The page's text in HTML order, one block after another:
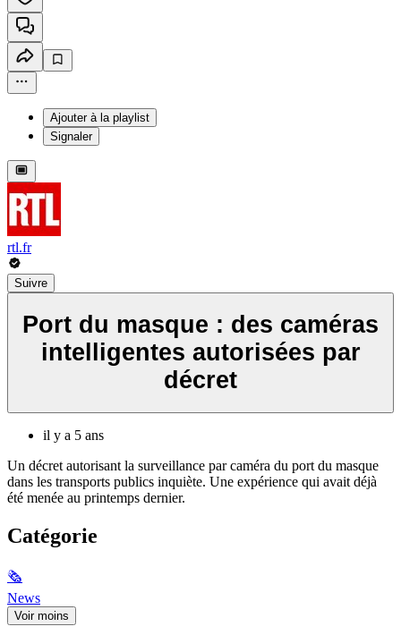
Ajouter à la playlist
Signaler
rtl.fr
Suivre
Port du masque : des caméras
intelligentes autorisées par
décret
il y a 5 ans
Un décret autorisant la surveillance par caméra du port du masque
dans les transports publics inquiète. Une expérience qui avait déjà
été menée au printemps dernier.
Catégorie
🗞
News
Voir moins